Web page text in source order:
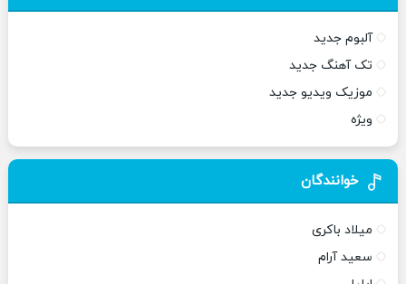
آلبوم جدید
تک آهنگ جدید
موزیک ویدیو جدید
ویژه
خوانندگان
میلاد باکری
سعید آرام